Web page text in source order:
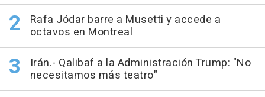
Rafa Jódar barre a Musetti y accede a
octavos en Montreal
Irán.- Qalibaf a la Administración Trump: "No
necesitamos más teatro"